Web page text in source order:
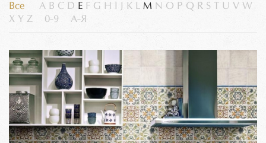
Все A B C D E F G H K L M N O P Q R S U V W
X Y Z 0-9 А-Я